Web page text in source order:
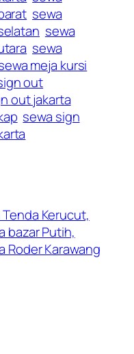
sewa
sewa
sewa
meja kursi
out
out jakarta
sewa sign
Tenda Kerucut,
bazar Putih,
Roder Karawang